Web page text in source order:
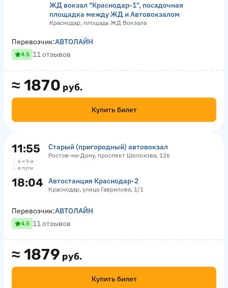
ЖД вокзал "Краснодар-1", посадочная
площадка между ЖД и Автовокзалом
Краснодар, площадь ЖД Вокзала
≈ 1870 руб.
Купить билет
Перевозчик:АВТОЛАЙН
4.5 11 отзывов
11:55 Старый (пригородный) автовокзал
Ростов-на-Дону, проспект Шолохова, 126
6 ч 9 м
в пути
18:04 Автостанция Краснодар-2
Краснодар, улица Гаврилова, 1/1
≈ 1879 руб.
Купить билет
Перевозчик:АВТОЛАЙН
4.5 11 отзывов